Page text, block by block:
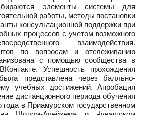
элементы системы для
работы, методы постановки
консультационной поддержки при
процессов с учетом возможного
взаимодействия.
по вопросам и отслеживанию
с помощью сообщества в
Успешность прохождения
представлена через балльно-
учебных достижений. Апробация
дистанционного периода обучения
года в Приамурском государственном